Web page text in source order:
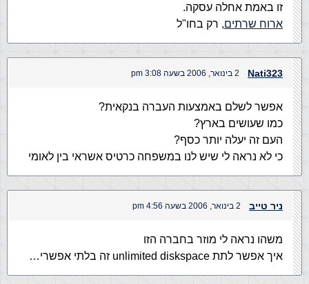
זו באמת אחלה עסקה.
ארוח שרתים, רק בחו"ל
Nati323 2 בינואר, 2006 בשעה 3:08 pm
אפשר לשלם באמצעות העברה בנקאית?
כמו שעושים בארץ?
העם זה יעלה יותר כסף?
כי לא נראה לי שיש לנו במשפחה כרטיס אשראי בין לאומי
ניר טייב 2 בינואר, 2006 בשעה 4:56 pm
משהו נראה לי מוזר בחברה הזו
איך אפשר לתת unlimited diskspace זה בלתי אפשרי…